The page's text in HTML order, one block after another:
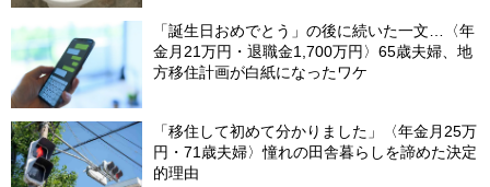
「誕生日おめでとう」の後に続いた一文…〈年
金月21万円・退職金1,700万円〉65歳夫婦、地
方移住計画が白紙になったワケ
「移住して初めて分かりました」〈年金月25万
円・71歳夫婦〉憧れの田舎暮らしを諦めた決定
的理由